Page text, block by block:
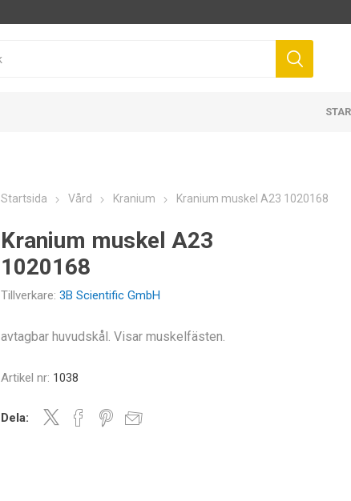
Startsida Vård Kranium Kranium muskel A23 1020168
Kranium muskel A23
1020168
Tillverkare: 3B Scientific GmbH
avtagbar huvudskål. Visar muskelfästen.
Artikel nr: 1038
Dela: